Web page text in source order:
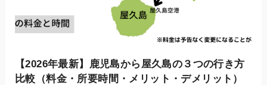
【2026年最新】鹿児島から屋久島の３つの行き方
比較（料金・所要時間・メリット・デメリット）